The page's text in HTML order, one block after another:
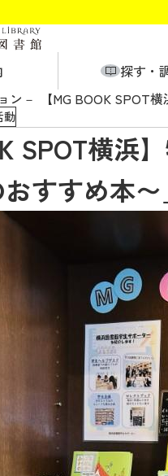
探す・
ン
【MG BOOK SPOT
動
SPOT横
すすめ本